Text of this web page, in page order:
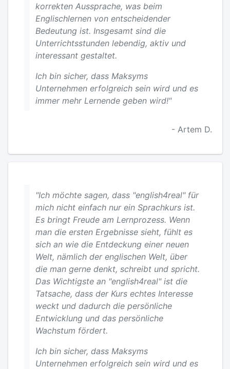
korrekten Aussprache, was beim
Englischlernen von entscheidender
Bedeutung ist. Insgesamt sind die
Unterrichtsstunden lebendig, aktiv und
interessant gestaltet.
Ich bin sicher, dass Maksyms
Unternehmen erfolgreich sein wird und es
immer mehr Lernende geben wird!"
- Artem D.
"Ich möchte sagen, dass "english4real" für
mich nicht einfach nur ein Sprachkurs ist.
Es bringt Freude am Lernprozess. Wenn
man die ersten Ergebnisse sieht, fühlt es
sich an wie die Entdeckung einer neuen
Welt, nämlich der englischen Welt, über
die man gerne denkt, schreibt und spricht.
Das Wichtigste an "english4real" ist die
Tatsache, dass der Kurs echtes Interesse
weckt und dadurch die persönliche
Entwicklung und das persönliche
Wachstum fördert.
Ich bin sicher, dass Maksyms
Unternehmen erfolgreich sein wird und es